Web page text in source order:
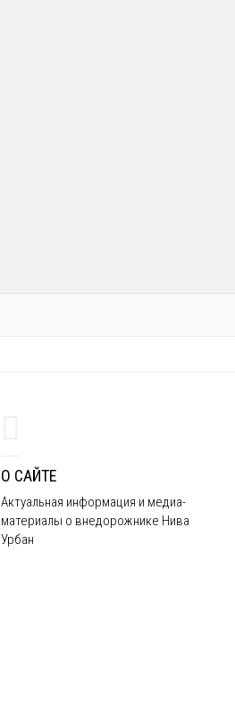
О САЙТЕ
Актуальная информация и медиа-
материалы о внедорожнике Нива
Урбан